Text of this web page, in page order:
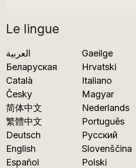
Le lingue
العربية
Беларуская
Català
Česky
简体中文
繁體中文
Deutsch
English
Español
Gaeilge
Hrvatski
Italiano
Magyar
Nederlands
Português
Русский
Slovenščina
Polski